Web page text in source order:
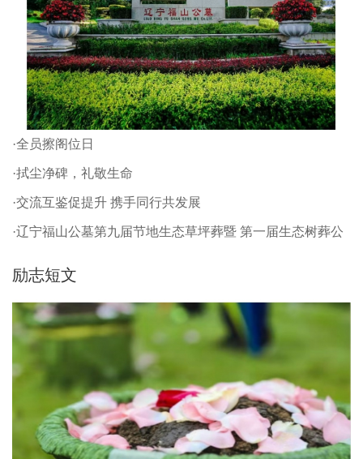
·全员擦阁位日
·拭尘净碑，礼敬生命
·交流互鉴促提升 携手同行共发展
·辽宁福山公墓第九届节地生态草坪葬暨 第一届生态树葬公
励志短文